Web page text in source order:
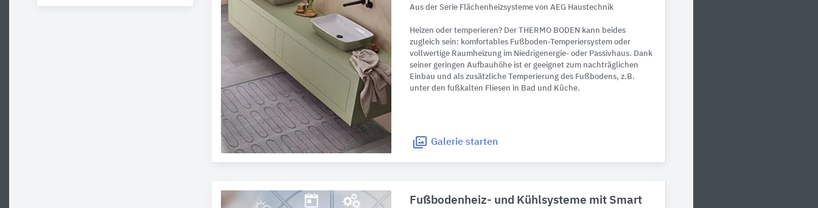
Aus der Serie Flächenheizsysteme von AEG Haustechnik
Heizen oder temperieren? Der THERMO BODEN kann beides
zugleich sein: komfortables Fußboden-Temperiersystem oder
vollwertige Raumheizung im Niedrigenergie- oder Passivhaus. Dank
seiner geringen Aufbauhöhe ist er geeignet zum nachträglichen
Einbau und als zusätzliche Temperierung des Fußbodens, z.B.
unter den fußkalten Fliesen in Bad und Küche.
Galerie starten
Fußbodenheiz- und Kühlsysteme mit Smart